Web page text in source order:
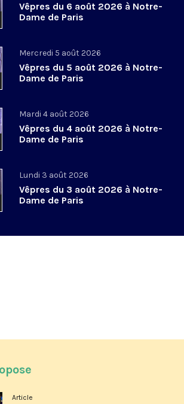
Vêpres du 6 août 2026 à Notre-
Dame de Paris
Mercredi 5 août 2026
Vêpres du 5 août 2026 à Notre-
Dame de Paris
Mardi 4 août 2026
Vêpres du 4 août 2026 à Notre-
Dame de Paris
Lundi 3 août 2026
Vêpres du 3 août 2026 à Notre-
Dame de Paris
Article